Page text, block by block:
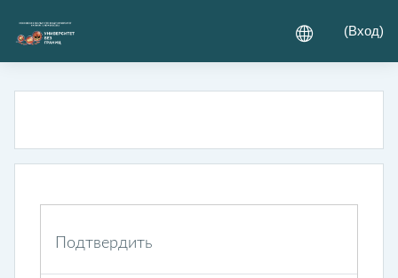
(Вход)
Подтвердить